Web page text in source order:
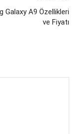
Galaxy A9 Özellikleri
ve Fiyatı